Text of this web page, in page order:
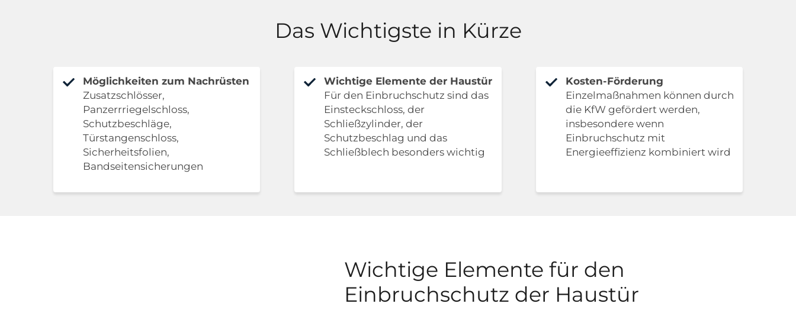
Das Wichtigste in Kürze
Möglichkeiten zum Nachrüsten
Zusatzschlösser,
Panzerrriegelschloss,
Schutzbeschläge,
Türstangenschloss,
Sicherheitsfolien,
Bandseitensicherungen
Wichtige Elemente der Haustür
Für den Einbruchschutz sind das
Einsteckschloss, der
Schließzylinder, der
Schutzbeschlag und das
Schließblech besonders wichtig
Kosten-Förderung
Einzelmaßnahmen können durch
die KfW gefördert werden,
insbesondere wenn
Einbruchschutz mit
Energieeffizienz kombiniert wird
Wichtige Elemente für den
Einbruchschutz der Haustür